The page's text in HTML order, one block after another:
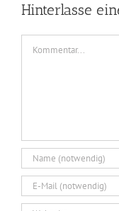
Hinterlasse
Kommentar